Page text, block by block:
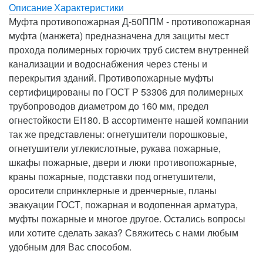
ОписаниеХарактеристики
Муфта противопожарная Д-50ППМ - противопожарная
муфта (манжета) предназначена для защиты мест
прохода полимерных горючих труб систем внутренней
канализации и водоснабжения через стены и
перекрытия зданий. Противопожарные муфты
сертифицированы по ГОСТ Р 53306 для полимерных
трубопроводов диаметром до 160 мм, предел
огнестойкости EI180. В ассортименте нашей компании
так же представлены: огнетушители порошковые,
огнетушители углекислотные, рукава пожарные,
шкафы пожарные, двери и люки противопожарные,
краны пожарные, подставки под огнетушители,
оросители спринклерные и дренчерные, планы
эвакуации ГОСТ, пожарная и водопенная арматура,
муфты пожарные и многое другое. Остались вопросы
или хотите сделать заказ? Свяжитесь с нами любым
удобным для Вас способом.